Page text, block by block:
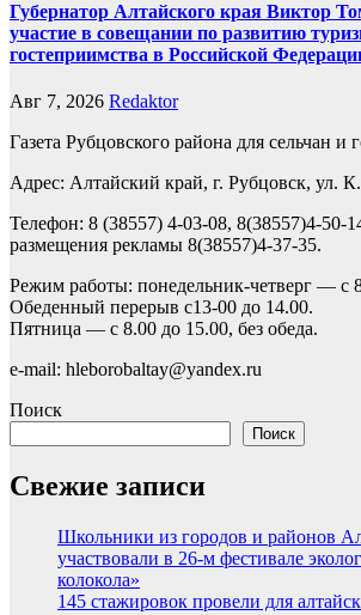
Губернатор Алтайского края Виктор
участие в совещании по развитию
гостеприимства в Российской
Авг 7, 2026 Redaktor
Газета Рубцовского района для сельчан и
Адрес: Алтайский край, г. Рубцовск, ул.
Телефон: 8 (38557) 4-03-08, 8(38557)4-50-
размещения рекламы 8(38557)4-37-35.
Режим работы: понедельник-четверг — с
Обеденный перерыв с13-00 до 14.00.
Пятница — с 8.00 до 15.00, без обеда.
e-mail: hleborobaltay@yandex.ru
Поиск
Поиск
Свежие записи
Школьники из городов и районов
участвовали в 26-м фестивале
колокола»
145 стажировок провели для